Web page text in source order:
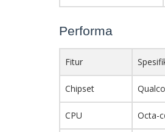
Performa
Fitur
Chipset
CPU Octa-